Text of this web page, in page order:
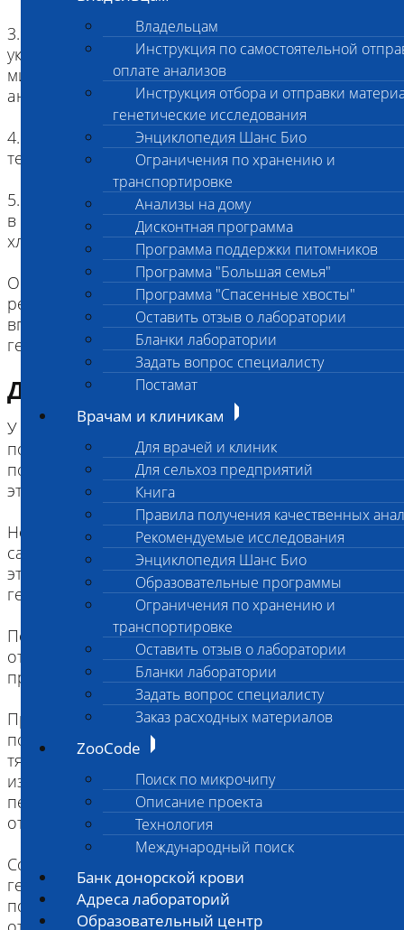
Владельцам
Инструкция по самостоятельной
оплате анализов
Инструкция отбора и отправки
генетические исследования
Энциклопедия Шанс Био
Ограничения по хранению и
транспортировке
Анализы на дому
Дисконтная программа
Программа поддержки питомников
Программа "Большая семья"
Программа "Спасенные хвосты"
Оставить отзыв о лаборатории
Бланки лаборатории
Задать вопрос специалисту
Постамат
Врачам и клиникам
Для врачей и клиник
Для сельхоз предприятий
Книга
Правила получения качественных
Рекомендуемые исследования
Энциклопедия Шанс Био
Образовательные программы
Ограничения по хранению и
транспортировке
Оставить отзыв о лаборатории
Бланки лаборатории
Задать вопрос специалисту
Заказ расходных материалов
ZooCode
Поиск по микрочипу
Описание проекта
Технология
Международный поиск
Банк донорской крови
Адреса лабораторий
Образовательный центр
3. Объем материала: должен соответствовать
указанному объему для выбранной пробирки,
минимальное количество для проведения
анализа – 0,5 мл.
4. Хранение: не более 48-х часов при
температуре +2 - +8⁰ С
5. Доставка: охлажденный материал доставляется
в лабораторию в термоконтейнере с
хладагентами
ОГРАНИЧЕНИЕ: пробы с гепарином не
рекомендуется использовать; лаборатория
вправе не принимать цельную кровь с
гепарином на данный вид анализа
Диагностическая информация
У собак известно 8 групп крови, различающихся
по системе DEA. Собака может быть
положительной или отрицательной по каждой из
этих групп (эритроцитарных антигенов).
Но DEA 1 – самый сильный антиген и имеет
самое выраженное клиническое значение, так как
это основной литический фактор в
гемотрансфузиологии у собак.
Переливание донорской крови DEA 1 + к собакам,
отрицательным по DEA 1, наиболее частая
причина реакций несовместимости.
При следующем контакте с DEA 1
положительными эритроцитами возможны
тяжелые гемолитические реакции. Чтобы этого
избежать, DEA 1 отрицательным собакам лучше
переливать только аналогичную кровь (DEA 1
отрицательную).
Согласно последним исследованиям в
гемотрансфузиологии, переливание DEA 1
положительным собакам крови от DEA 1